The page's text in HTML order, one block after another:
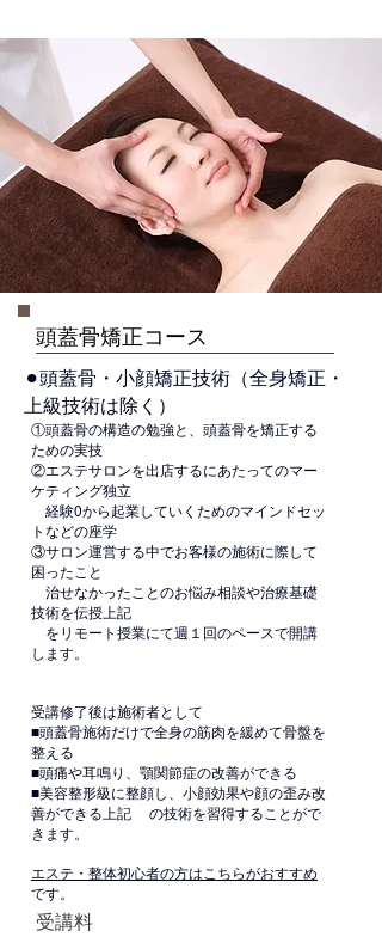
頭蓋骨矯正コース
⚫︎頭蓋骨・小顔矯正技術（全身矯正・
上級技術は除く）
①頭蓋骨の構造の勉強と、頭蓋骨を矯正する
ための実技
②エステサロンを出店するにあたってのマー
ケティング独立
経験0から起業していくためのマインドセッ
トなどの座学
③サロン運営する中でお客様の施術に際して
困ったこと
治せなかったことのお悩み相談や治療基礎
技術を伝授 上記
をリモート授業にて週１回のペースで開講
します。
受講修了後は施術者として
■頭蓋骨施術だけで全身の筋肉を緩めて骨盤を
整える
■頭痛や耳鳴り、顎関節症の改善ができる
■美容整形級に整顔し、小顔効果や顔の歪み改
善ができる 上記 の技術を習得することがで
きます。
エステ・整体初心者の方はこちらがおすすめ
です。
受講料